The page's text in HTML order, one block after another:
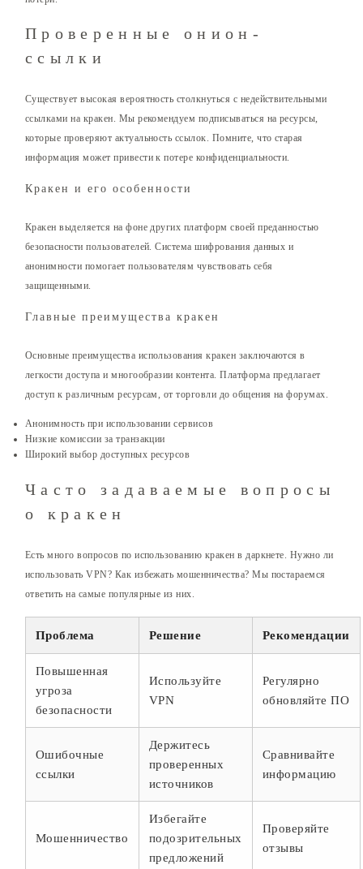
Проверенные онион-
ссылки
Существует высокая вероятность столкнуться с недействительными
ссылками на кракен. Мы рекомендуем подписываться на ресурсы,
которые проверяют актуальность ссылок. Помните, что старая
информация может привести к потере конфиденциальности.
Кракен и его особенности
Кракен выделяется на фоне других платформ своей преданностью
безопасности пользователей. Система шифрования данных и
анонимности помогает пользователям чувствовать себя
защищенными.
Главные преимущества кракен
Основные преимущества использования кракен заключаются в
легкости доступа и многообразии контента. Платформа предлагает
доступ к различным ресурсам, от торговли до общения на форумах.
Анонимность при использовании сервисов
Низкие комиссии за транзакции
Широкий выбор доступных ресурсов
Часто задаваемые вопросы
о кракен
Есть много вопросов по использованию кракен в даркнете. Нужно ли
использовать VPN? Как избежать мошенничества? Мы постараемся
ответить на самые популярные из них.
Проблема Решение Рекомендации
Повышенная
угроза
безопасности
Используйте
VPN
Регулярно
обновляйте ПО
Ошибочные
ссылки
Держитесь
проверенных
источников
Сравнивайте
информацию
Мошенничество
Избегайте
подозрительных
предложений
Проверяйте
отзывы